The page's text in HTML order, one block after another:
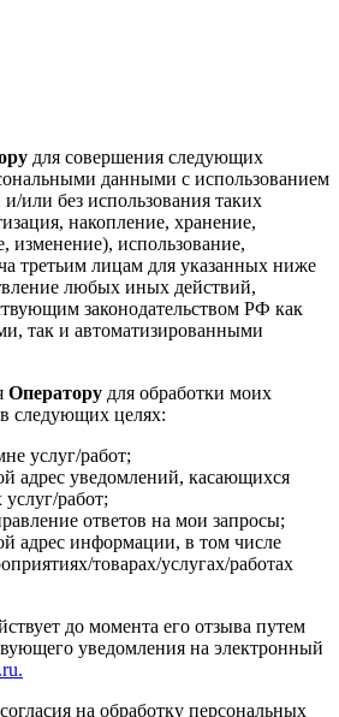
для совершения следующих
данными с использованием
или без использования таких
накопление, хранение,
изменение), использование,
третьим лицам для указанных ниже
любых иных действий,
законодательством РФ как
так и автоматизированными
Оператору для обработки моих
следующих целях:
услуг/работ;
адрес уведомлений, касающихся
работ;
ответов на мои запросы;
адрес информации, в том числе
товарах/услугах/работах
до момента его отзыва путем
уведомления на электронный
на обработку персональных